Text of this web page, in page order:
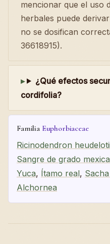
mencionar que el uso
herbales puede
no se dosifican
36618915).
¿Qué efectos
cordifolia?
Familia Euphorbiaceae
Ricinodendron heudelotii
Sangre de grado
Yuca, Ítamo real,
Alchornea